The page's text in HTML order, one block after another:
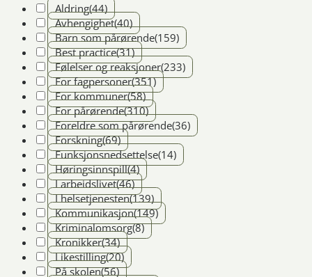
Aldring(44)
Avhengighet(40)
Barn som pårørende(159)
Best practice(31)
Følelser og reaksjoner(233)
For fagpersoner(351)
For kommuner(58)
For pårørende(310)
Foreldre som pårørende(36)
Forskning(69)
Funksjonsnedsettelse(14)
Høringsinnspill(4)
I arbeidslivet(46)
I helsetjenesten(139)
Kommunikasjon(149)
Kriminalomsorg(8)
Kronikker(34)
Likestilling(20)
På skolen(56)